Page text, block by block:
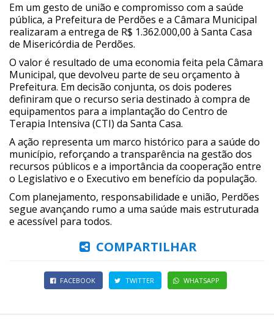
Em um gesto de união e compromisso com a saúde
pública, a Prefeitura de Perdões e a Câmara Municipal
realizaram a entrega de R$ 1.362.000,00 à Santa Casa
de Misericórdia de Perdões.
O valor é resultado de uma economia feita pela Câmara
Municipal, que devolveu parte de seu orçamento à
Prefeitura. Em decisão conjunta, os dois poderes
definiram que o recurso seria destinado à compra de
equipamentos para a implantação do Centro de
Terapia Intensiva (CTI) da Santa Casa.
A ação representa um marco histórico para a saúde do
município, reforçando a transparência na gestão dos
recursos públicos e a importância da cooperação entre
o Legislativo e o Executivo em benefício da população.
Com planejamento, responsabilidade e união, Perdões
segue avançando rumo a uma saúde mais estruturada
e acessível para todos.
COMPARTILHAR
FACEBOOK TWITTER WHATSAPP